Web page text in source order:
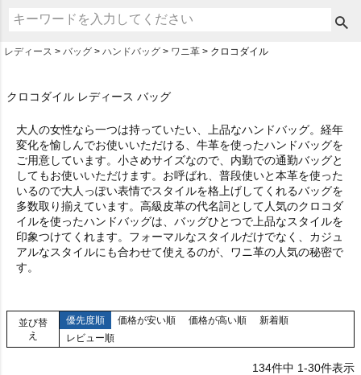
レディース バッグ ハンドバッグ ワニ革 クロコダイル
クロコダイル レディース バッグ
大人の女性なら一つは持っていたい、上品なハンドバッグ。経年
変化を愉しんでお使いいただける、牛革を使ったハンドバッグを
ご用意しています。小さめサイズなので、内勤での通勤バッグと
してもお使いいただけます。お呼ばれ、普段使いと本革を使った
いるので大人っぽい表情でスタイルを格上げしてくれるバッグを
多数取り揃えています。高級皮革の代名詞として人気のクロコダ
イルを使ったハンドバッグは、バッグひとつで上品なスタイルを
印象つけてくれます。フォーマルなスタイルだけでなく、カジュ
アルなスタイルにも合わせて使えるのが、ワニ革の人気の秘密で
す。
並び替
え
優先度順 価格が安い順 価格が高い順
新着順
レビュー順
134件中 1-30件表示